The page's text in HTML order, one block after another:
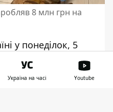
8 млн грн на
у понеділок, 5
величезного
що займалося
Учасники
Україна на часі Youtube